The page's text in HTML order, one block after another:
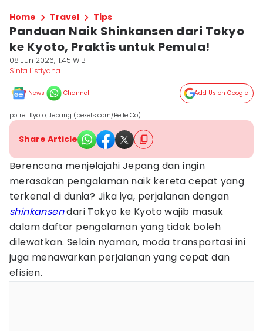
Home Travel Tips
Panduan Naik Shinkansen dari Tokyo
ke Kyoto, Praktis untuk Pemula!
08 Jun 2026, 11:45 WIB
Sinta Listiyana
News Channel Add Us on Google
potret Kyoto, Jepang (pexels.com/Belle Co)
Share Article
Berencana menjelajahi Jepang dan ingin
merasakan pengalaman naik kereta cepat yang
terkenal di dunia? Jika iya, perjalanan dengan
shinkansendari Tokyo ke Kyoto wajib masuk
dalam daftar pengalaman yang tidak boleh
dilewatkan. Selain nyaman, moda transportasi ini
juga menawarkan perjalanan yang cepat dan
efisien.